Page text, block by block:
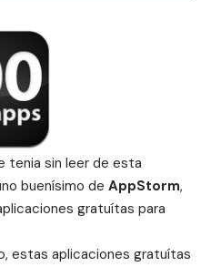
tenia sin leer de esta
buenísimo de AppStorm,
gratuítas para
estas aplicaciones gratuítas